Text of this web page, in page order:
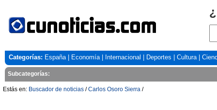
Categorías: España| Economía| Internacional Deportes Cultura|
Subcategorías:
Estás en: Buscador de noticias /Carlos Osoro Sierra /